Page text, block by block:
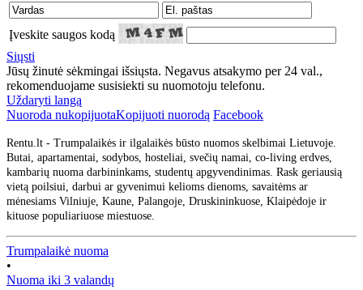
Įveskite saugos kodą
Siųsti
Jūsų žinutė sėkmingai išsiųsta. Negavus atsakymo per 24 val.,
rekomenduojame susisiekti su nuomotoju telefonu.
Uždaryti langą
Nuoroda nukopijuotaKopijuoti nuorodą Facebook
Rentu.lt - Trumpalaikės ir ilgalaikės būsto nuomos skelbimai Lietuvoje.
Butai, apartamentai, sodybos, hosteliai, svečių namai, co-living erdves,
kambarių nuoma darbininkams, studentų apgyvendinimas. Rask geriausią
vietą poilsiui, darbui ar gyvenimui kelioms dienoms, savaitėms ar
mėnesiams Vilniuje, Kaune, Palangoje, Druskininkuose, Klaipėdoje ir
kituose populiariuose miestuose.
Trumpalaikė nuoma
•
Nuoma iki 3 valandų